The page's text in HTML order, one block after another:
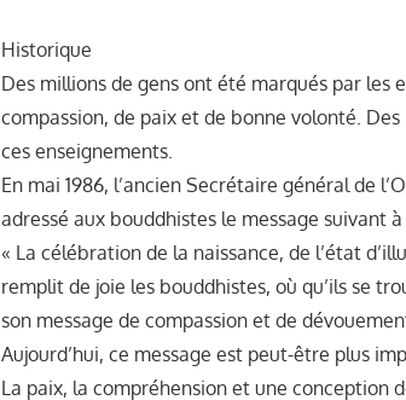
Historique
Des millions de gens ont été marqués par les
compassion, de paix et de bonne volonté.
ces enseignements.
En mai 1986, l’ancien Secrétaire général de
adressé aux bouddhistes le message suivant à
« La célébration de la naissance, de l’état
remplit de joie les bouddhistes, où qu’ils se
son message de compassion et de
Aujourd’hui, ce message est peut-être plus
La paix, la compréhension et une conception